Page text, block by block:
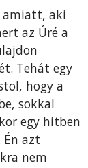
amiatt, aki
az Úré a
Tehát egy
hogy a
sokkal
egy hitben
Én azt
nem